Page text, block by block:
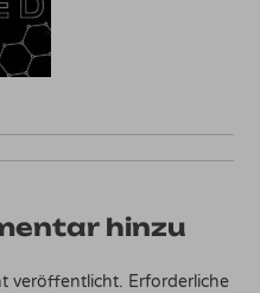
hinzu
veröffentlicht. Erforderliche